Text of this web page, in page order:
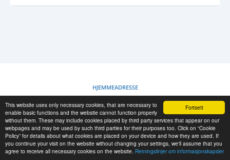
Fortsett
This website uses only necessary cookies, that are necessary to
enable basic functions and the website cannot function properly
without them. These may include cookies placed by third party services that appear on our
webpages and may be used by such third parties for their purposes too. Click on “Cookie
Policy” for details about what cookies are placed on your device and how they are used. If
you continue your visit on the website without changing your settings, we'll assume that you
agree to receive all necessary cookies on the website. Retningslinjer om informasjonskapsler
HJEMMEADRESSE
RETNINGSLINJER OM INFORMASJONSKAPSLER
RESCUE MATERIAL